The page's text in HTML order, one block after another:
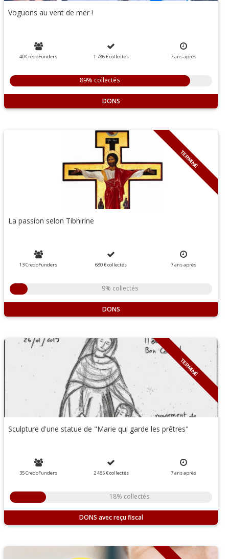
Voguons au vent de mer !
40 CredoFunders 1 786 €collectés 7ansaprès
89% collectés
DONS
TERMINÉ
La passion selon Tibhirine
13 CredoFunders 680 €collectés 7ansaprès
9% collectés
DONS
TERMINÉ
Sculpture d'une statue de "Marie qui garde les prêtres"
35 CredoFunders 2 485 €collectés 7ansaprès
18% collectés
DONS